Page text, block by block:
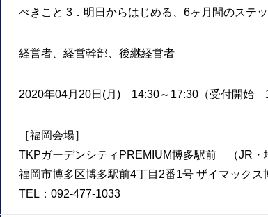
べきこと 3．明日からはじめる、6ヶ月間のステ
経営者、経営幹部、後継経営者
2020年04月20日(月) 14:30～17:30（受付開始
［福岡会場］
TKPガーデンシティPREMIUM博多駅前 （JR・
福岡市博多区博多駅前4丁目2番1号 ザイマックス
TEL：092-477-1033